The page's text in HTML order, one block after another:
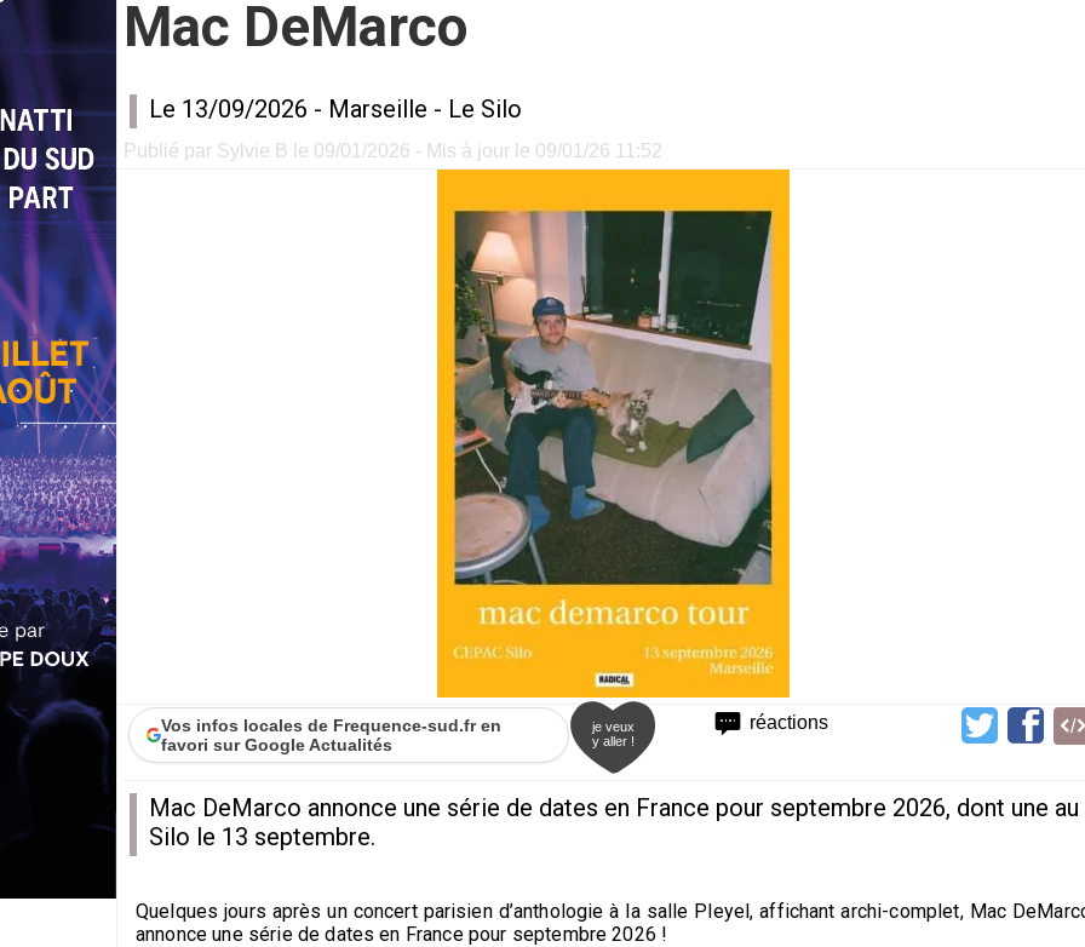
Mac DeMarco
Le 13/09/2026 - Marseille - Le Silo
Publié par Sylvie B le 09/01/2026 - Mis à jour le 09/01/26 11:52
réactions
Vos infos locales de Frequence-sud.fr en
favori sur Google Actualités
je veux
y aller !
Mac DeMarco annonce une série de dates en France pour septembre 2026, dont une au
Silo le 13 septembre.
Quelques jours après un concert parisien d’anthologie à la salle Pleyel, affichant archi-complet, Mac
annonce une série de dates en France pour septembre 2026 !